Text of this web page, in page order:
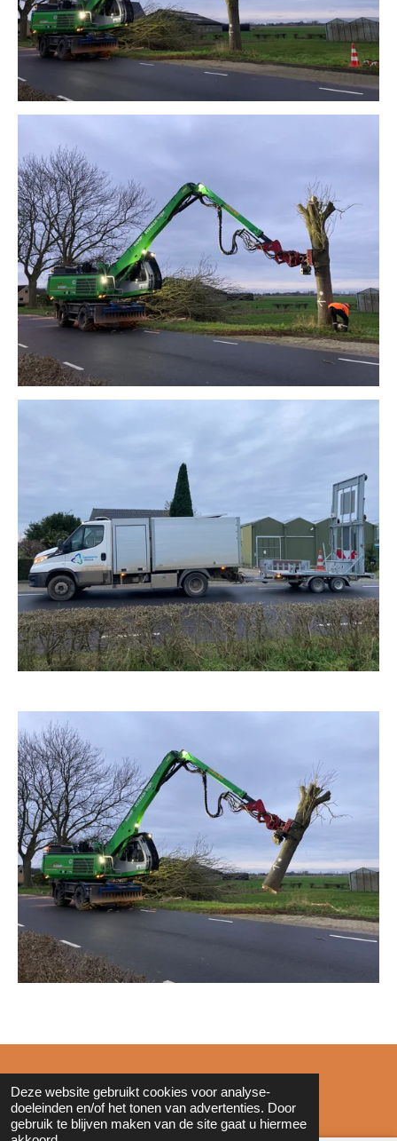
Deze website gebruikt cookies voor analyse-
doeleinden en/of het tonen van advertenties. Door
gebruik te blijven maken van de site gaat u hiermee
© 2011 - 2026 Zonderinkt.eu